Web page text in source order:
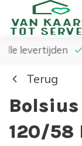
levertijden
Terug
Bolsius
120/58